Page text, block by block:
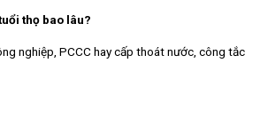
thọ bao lâu?
nghiệp, PCCC hay cấp thoát nước, công tắc